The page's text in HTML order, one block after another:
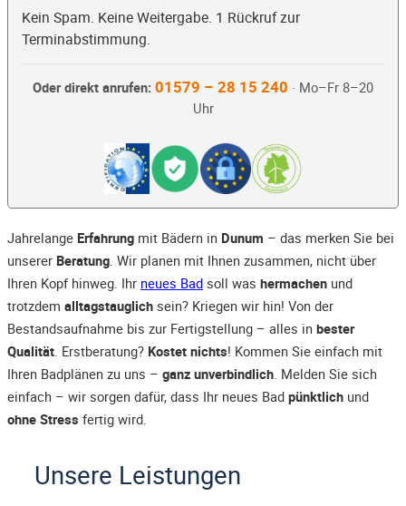
Kein Spam. Keine Weitergabe. 1 Rückruf zur
Terminabstimmung.
Oder direkt anrufen: 01579 – 28 15 240 · Mo–Fr 8–20
Uhr
Jahrelange Erfahrung mit Bädern in Dunum – das merken Sie bei
unserer Beratung. Wir planen mit Ihnen zusammen, nicht über
Ihren Kopf hinweg. Ihr neues Bad soll was hermachen und
trotzdem alltagstauglich sein? Kriegen wir hin! Von der
Bestandsaufnahme bis zur Fertigstellung – alles in bester
Qualität. Erstberatung? Kostet nichts! Kommen Sie einfach mit
Ihren Badplänen zu uns – ganz unverbindlich. Melden Sie sich
einfach – wir sorgen dafür, dass Ihr neues Bad pünktlich und
ohne Stress fertig wird.
Unsere Leistungen